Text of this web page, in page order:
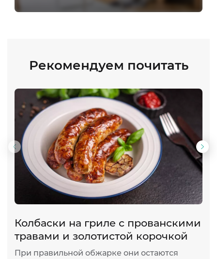
Рекомендуем почитать
Предыдущий
слайд
Колбаски на гриле с прованскими
травами и золотистой корочкой
При правильной обжарке они остаются